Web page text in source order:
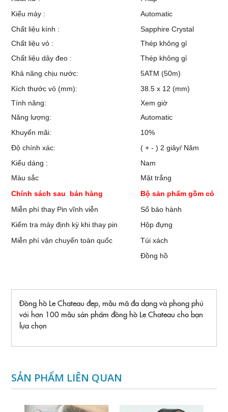
Kiểu máy :
Automatic
Chất liệu kính :
Sapphire Crystal
Chất liệu vỏ :
Thép không gỉ
Chất liệu dây đeo :
Thép không gỉ
Khả năng chịu nước:
5ATM (50m)
Kích thước vỏ (mm):
38.5 x 12 (mm)
Tính năng:
Xem giờ
Năng lượng:
Automatic
Khuyến mãi:
10%
Độ chính xác:
( + - ) 2 giây/ Năm
Kiểu dáng :
Nam
Màu sắc
Mặt trắng
Chính sách sau bán hàng
Bộ sản phẩm gồm có
Miễn phí thay Pin vĩnh viễn
Sổ bảo hành
Kiểm tra máy định kỳ khi thay pin
Hộp đựng
Miễn phí vận chuyển toàn quốc
Túi xách
Đồng hồ
Đồng hồ Le Chateau đẹp, mẫu mã đa dạng và phong phú
với hơn 100 mẫu sản phẩm đồng hồ Le Chateau cho bạn
lựa chọn
SẢN PHẨM LIÊN QUAN